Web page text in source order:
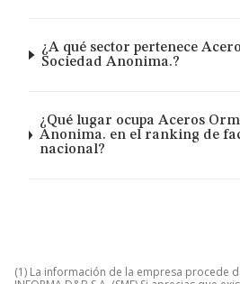
¿A qué sector pertenece
Sociedad Anonima.?
¿Qué lugar ocupa Aceros
Anonima. en el ranking de
nacional?
(1) La información de la empresa procede